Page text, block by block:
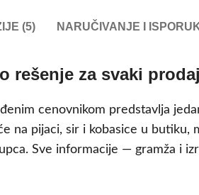
(5) NARUČIVANJE I
rešenje za svaki
cenovnikom predstavlja
na pijaci, sir i kobasice u
Sve informacije — gramža i